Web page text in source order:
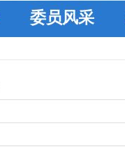
委员风采